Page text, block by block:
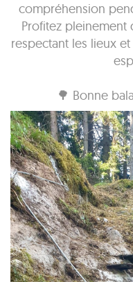
compréhension
Profitez
respectant les lieux
🌳 Bonne